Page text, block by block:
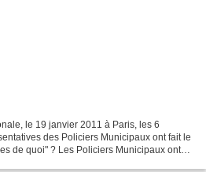
le 19 janvier 2011 à Paris, les 6
des Policiers Municipaux ont fait le
de quoi" ? Les Policiers Municipaux ont